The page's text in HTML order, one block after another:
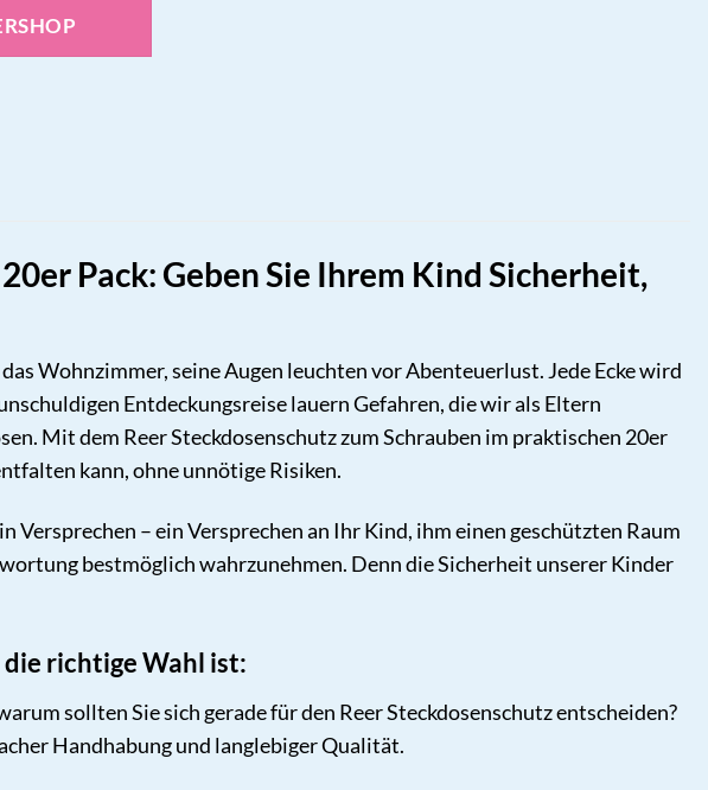
Pack: Geben Sie Ihrem Kind Sicherheit,
Wohnzimmer, seine Augen leuchten vor Abenteuerlust. Jede Ecke wird
Entdeckungsreise lauern Gefahren, die wir als Eltern
Mit dem Reer Steckdosenschutz zum Schrauben im praktischen 20er
kann, ohne unnötige Risiken.
Versprechen – ein Versprechen an Ihr Kind, ihm einen geschützten Raum
bestmöglich wahrzunehmen. Denn die Sicherheit unserer Kinder
richtige Wahl ist:
sollten Sie sich gerade für den Reer Steckdosenschutz entscheiden?
Handhabung und langlebiger Qualität.